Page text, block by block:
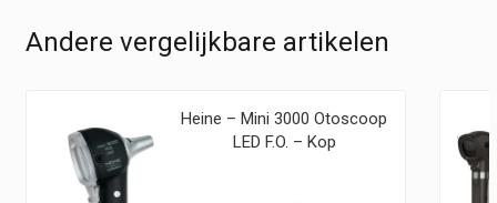
Andere vergelijkbare artikelen
Heine – Mini 3000 Otoscoop
LED F.O. – Kop